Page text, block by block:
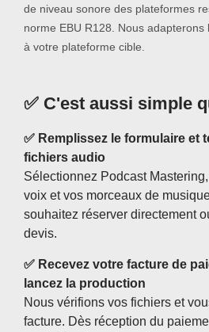
de niveau sonore des plateformes
norme EBU R128. Nous adapterons
à votre plateforme cible.
✅ C'est aussi simple
✅ Remplissez le formulaire et
fichiers audio
Sélectionnez Podcast
voix et vos morceaux de
souhaitez réserver directement
devis.
✅ Recevez votre facture de
lancez la production
Nous vérifions vos fichiers et
facture. Dès réception du